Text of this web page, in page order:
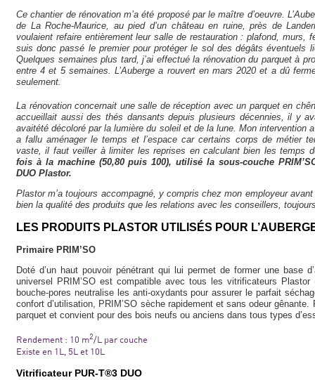
Ce chantier de rénovation m’a été proposé par le maître d’oeuvre.
de La Roche-Maurice, au pied d’un château en ruine, près de
voulaient refaire entièrement leur salle de restauration : plafond, murs,
suis donc passé le premier pour protéger le sol des dégâts éventuels
Quelques semaines plus tard, j’ai effectué la rénovation du parquet à
entre 4 et 5 semaines. L’Auberge a rouvert en mars 2020 et a dû
seulement.
La rénovation concernait une salle de réception avec un parquet en
accueillait aussi des thés dansants depuis plusieurs décennies, il y
avaitété décoloré par la lumière du soleil et de la lune. Mon intervention
a fallu aménager le temps et l’espace car certains corps de métier
vaste, il faut veiller à limiter les reprises en calculant bien les temps
fois à la machine (50,80 puis 100), utilisé la sous-couche
DUO Plastor.
Plastor m’a toujours accompagné, y compris chez mon employeur
bien la qualité des produits que les relations avec les conseillers,
LES PRODUITS PLASTOR UTILISÉS POUR
Primaire PRIM’SO
Doté d’un haut pouvoir pénétrant qui lui permet de former une base
universel PRIM’SO est compatible avec tous les vitrificateurs
bouche-pores neutralise les anti-oxydants pour assurer le parfait
confort d’utilisation, PRIM’SO sèche rapidement et sans odeur
parquet et convient pour des bois neufs ou anciens dans tous types
Rendement : 10 m2/L par couche
Existe en 1L, 5L et 10L
Vitrificateur PUR-T®3 DUO